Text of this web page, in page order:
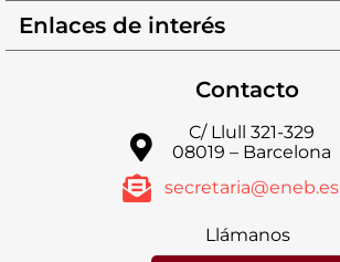
Enlaces de interés
Contacto
C/ Llull 321-329
08019 – Barcelona
secretaria@eneb.es
Llámanos